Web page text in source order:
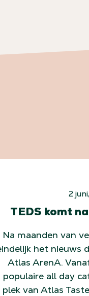
2
TEDS komt
Na maanden van
het nieuws
Atlas ArenA.
populaire all day
plek van Atlas